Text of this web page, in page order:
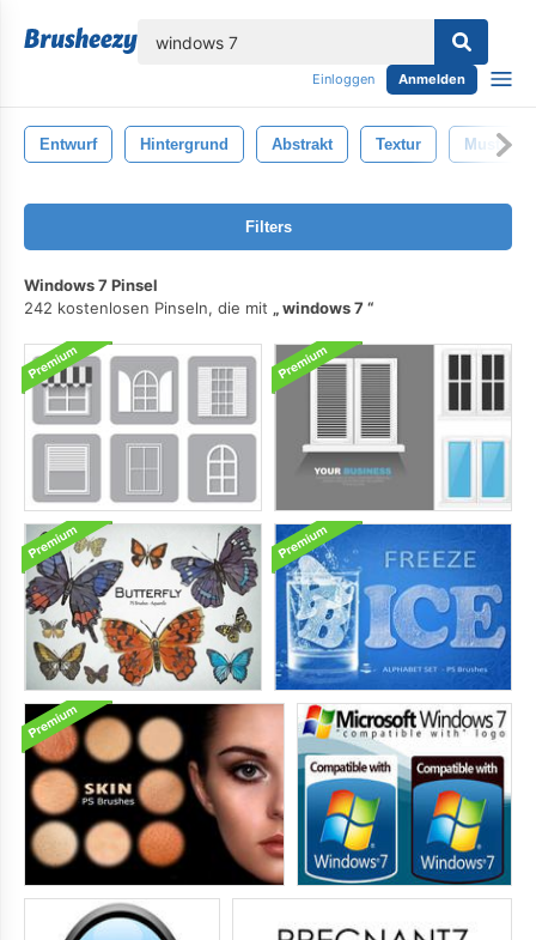
Einloggen Anmelden
Entwurf Hintergrund Abstrakt Textur Muster
Filters
Windows 7 Pinsel
242 kostenlosen Pinseln, die mit
windows 7